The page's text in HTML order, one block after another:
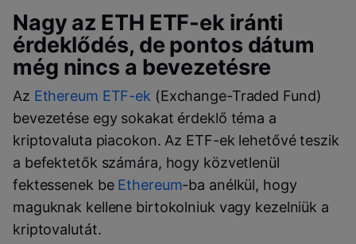
Nagy az ETH ETF-ek iránti
érdeklődés, de pontos dátum
még nincs a bevezetésre
Az Ethereum ETF-ek (Exchange-Traded Fund)
bevezetése egy sokakat érdeklő téma a
kriptovaluta piacokon. Az ETF-ek lehetővé teszik
a befektetők számára, hogy közvetlenül
fektessenek be Ethereum-ba anélkül, hogy
maguknak kellene birtokolniuk vagy kezelniük a
kriptovalutát.